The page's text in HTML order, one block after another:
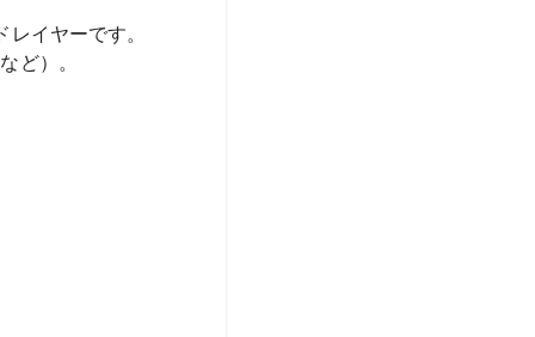
イヤーです。
ど）。